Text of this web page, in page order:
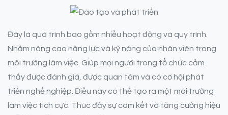
Đây là quá trình bao gồm nhiều hoạt động và quy trình.
Nhằm nâng cao năng lực và kỹ năng của nhân viên trong
môi trường làm việc. Giúp mọi người trong tổ chức cảm
thấy được đánh giá, được quan tâm và có cơ hội phát
triển nghề nghiệp. Điều này có thể tạo ra một môi trường
làm việc tích cực. Thúc đẩy sự cam kết và tăng cường hiệu